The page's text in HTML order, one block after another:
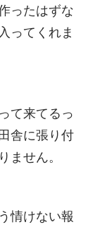
ったはずな
ってくれま
て来てるっ
舎に張り付
ません。
情けない報